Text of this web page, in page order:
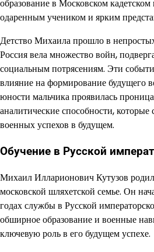
образование в Московском кадетском
одаренным учеником и ярким
Детство Михаила прошло в
Россия вела множество войн,
социальным потрясениям. Эти
влияние на формирование будущего
юности мальчика проявилась
аналитические способности, которые
военных успехов в будущем.
Обучение в Русской
Михаил Илларионович Кутузов
московской шляхетской семье. Он
годах службы в Русской
обширное образование и военные
ключевую роль в его будущем успехе.